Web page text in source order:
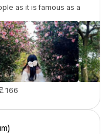
as it is famous as a
166